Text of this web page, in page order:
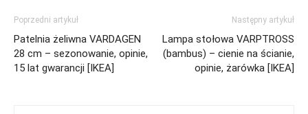
Poprzedni artykuł
Patelnia żeliwna VARDAGEN
28 cm – sezonowanie, opinie,
15 lat gwarancji [IKEA]
Następny artykuł
Lampa stołowa VARPTROSS
(bambus) – cienie na ścianie,
opinie, żarówka [IKEA]